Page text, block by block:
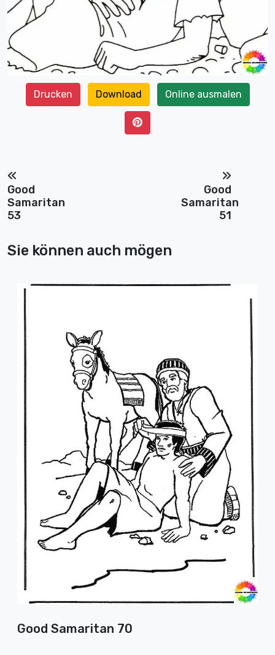
Drucken Download Online ausmalen
Good
Samaritan
53
Good
Samaritan
51
Sie können auch mögen
Good Samaritan 70